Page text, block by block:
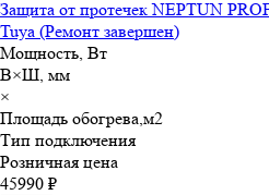
Защита от протечек NEPTUN
Tuya (Ремонт завершен)
Мощность, Вт
В×Ш, мм
×
Площадь обогрева,м2
Тип подключения
Розничная цена
45990 ₽